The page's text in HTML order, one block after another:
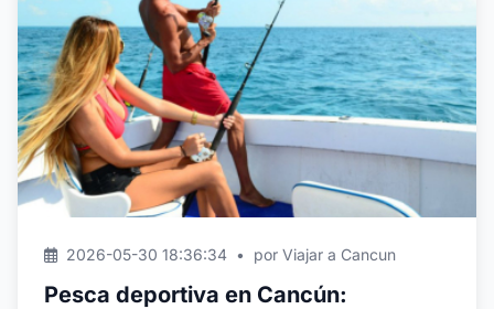
2026-05-30 18:36:34 • por Viajar a Cancun
Pesca deportiva en Cancún: